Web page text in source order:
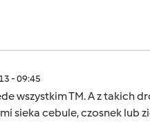
- 09:45
wszystkim TM. A z takich
sieka cebule, czosnek lub